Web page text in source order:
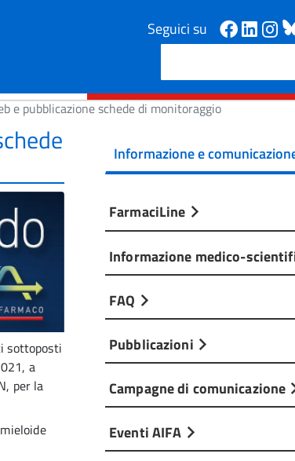
Seguici su
e pubblicazione schede di monitoraggio
sottoposti
a
per la
Informazione e
FarmaciLine
Informazione medico-
FAQ
Pubblicazioni
Campagne di comunicazione
Eventi AIFA